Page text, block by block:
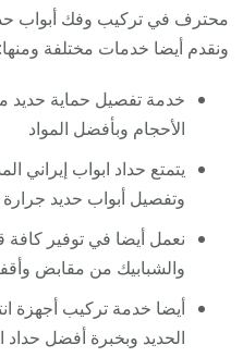
محترف في تركيب وفك أبواب
ونقدم أيضا خدمات مختلفة ومنها:
خدمة تفصيل حماية حديد
الأحجام وبأفضل المواد
يتمتع حداد ابواب إيراني
وتفصيل أبواب حديد
نعمل أيضا في توفير كافة
والشبابيك من مقابض
أيضا خدمة تركيب أجهزة
الحديد وبخبرة أفضل حداد